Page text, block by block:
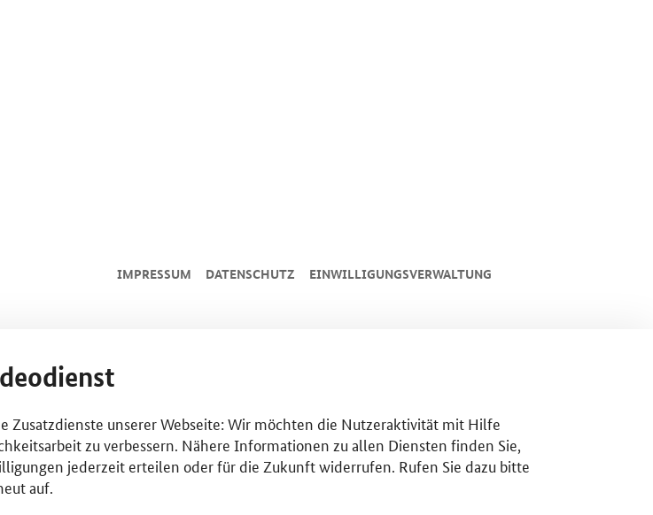
IMPRESSUM DATENSCHUTZ EINWILLIGUNGSVERWALTUNG
unserer Webseite: Wir möchten die Nutzeraktivität mit Hilfe
zu verbessern. Nähere Informationen zu allen Diensten finden Sie,
jederzeit erteilen oder für die Zukunft widerrufen. Rufen Sie dazu bitte
auf.